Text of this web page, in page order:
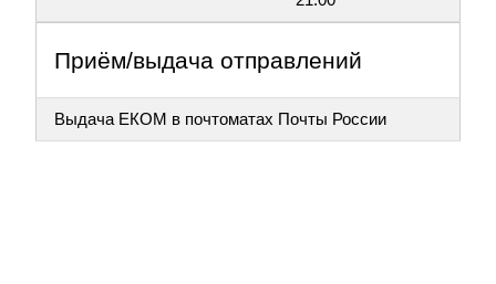
Приём/выдача отправлений
Выдача ЕКОМ в почтоматах Почты России